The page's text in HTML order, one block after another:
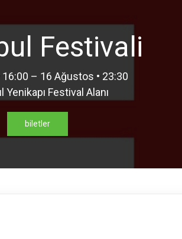
Festivali
16:00 – 16 Ağustos • 23:30
Yenikapı Festival Alanı
biletler